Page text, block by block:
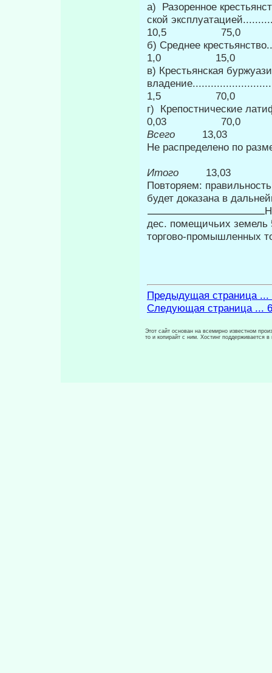
а) Разоренное
ской
10,5
б) Среднее
1,0 15,0
в) Крестьянская
1,5 70,0
г)
0,03 70,0
Всего 13,03
Не распределено по
Итого
Повторяем:
будет доказана в
дес. помещичьих земель
торгово-промышленных
Предыдущая страница ...
Следующая страница ...
Этот сайт основан на всемирно известном
то и копирайт с ним. Хостинг поддерживается